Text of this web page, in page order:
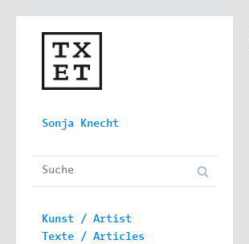
Skip to content
Sonja Knecht
Kunst / Artist
Texte / Articles